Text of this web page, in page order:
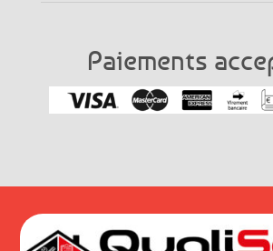
Paiements